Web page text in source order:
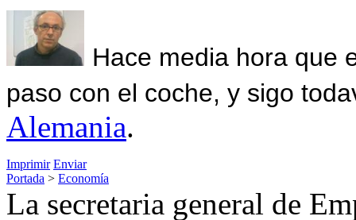
Hace media hora que
paso con el coche, y sigo
Alemania.
Imprimir Enviar
Portada > Economía
La secretaria general de